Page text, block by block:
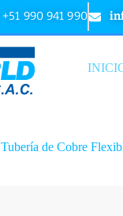
+51 990 941 990
Tubería de Cobre